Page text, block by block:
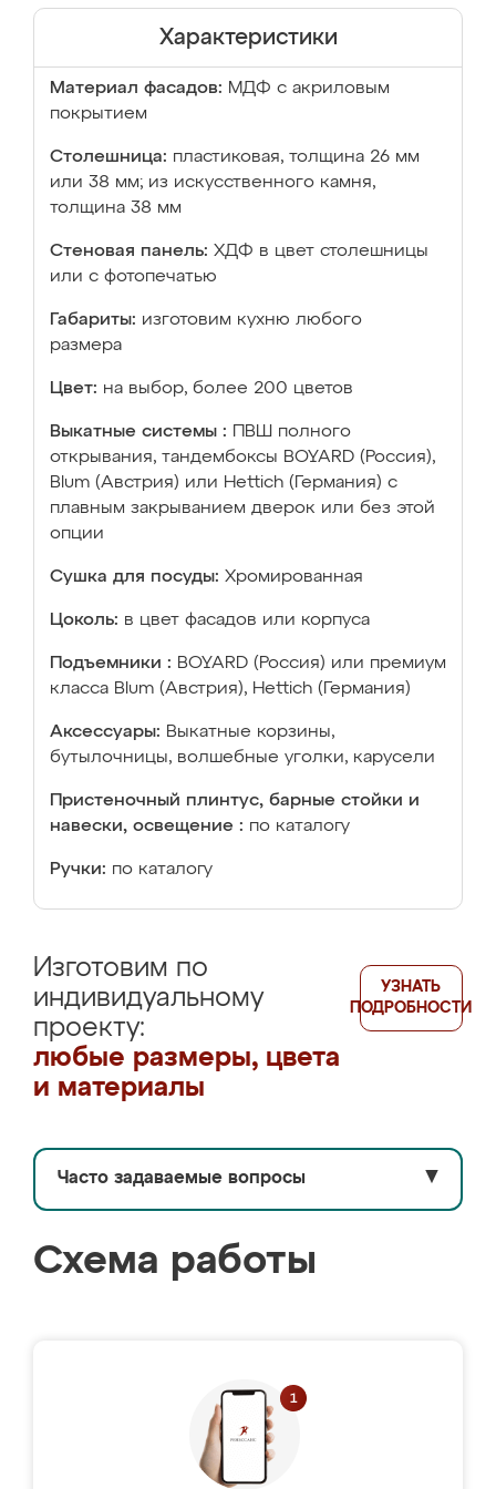
Характеристики
Материал фасадов: МДФ с акриловым
покрытием
Столешница: пластиковая, толщина 26 мм
или 38 мм; из искусственного камня,
толщина 38 мм
Стеновая панель: ХДФ в цвет столешницы
или с фотопечатью
Габариты: изготовим кухню любого
размера
Цвет: на выбор, более 200 цветов
Выкатные системы :
ПВШ полного
открывания, тандембоксы BOYARD (Россия),
Blum (Австрия) или Hettich (Германия) с
плавным закрыванием дверок или без этой
опции
Сушка для посуды: Хромированная
Цоколь: в цвет фасадов или корпуса
Подъемники : BOYARD (Россия) или премиум
класса Blum (Австрия), Hettich (Германия)
Аксессуары: Выкатные корзины,
бутылочницы, волшебные уголки, карусели
Пристеночный плинтус, барные стойки и
навески, освещение : по каталогу
Ручки: по каталогу
Изготовим по
индивидуальному
проекту:
любые размеры, цвета
и материалы
УЗНАТЬ
ПОДРОБНОСТИ
Часто задаваемые вопросы ▼
Схема работы